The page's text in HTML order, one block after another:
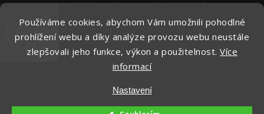
Používáme cookies, abychom Vám umožnili pohodlné
prohlížení webu a díky analýze provozu webu neustále
zlepšovali jeho funkce, výkon a použitelnost. Více
informací
Nastavení
podmínkami ochrany osobních údajů
Přihlásit se
Upravit nastavení cookies
Shoptet| Design